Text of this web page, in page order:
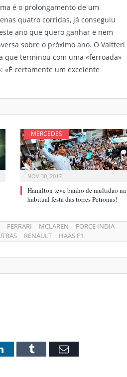
é o prolongamento de um
quatro corridas, já conseguiu
ano que quero ganhar e nem
sobre o próximo ano. O Valtteri
que terminou com uma «ferroada»
«É certamente um excelente
MERCEDES
NOV 30, 2017
Hamilton teve banho de multidão na
habitual festa das torres Petronas!
FERRARI MCLAREN
FORCE INDIA
RENAULT HAAS F1
LinkedInTumblr Email